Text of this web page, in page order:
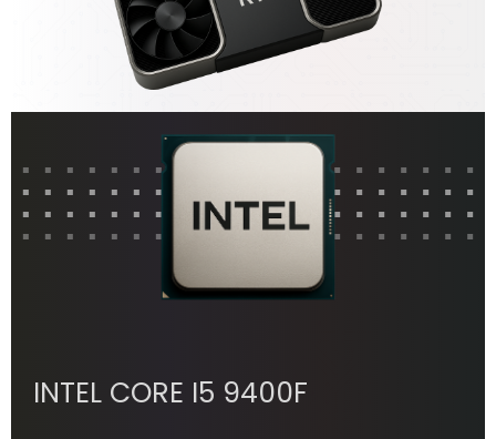
INTEL CORE I5 9400F